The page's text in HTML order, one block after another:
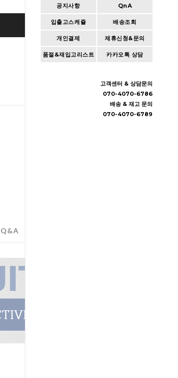
공지사항 QnA
입출고스케쥴 배송조회
개인결제 제휴신청&문의
품절&재입고리스트 카카오톡 상담
고객센터 & 상담문의
070-4070-6786
배송 & 재고 문의
070-4070-6789
BUY IT NOW
Cart Wishlist
Q&A